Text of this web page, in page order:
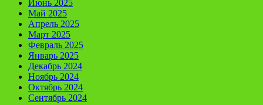
Июнь 2025
Май 2025
Апрель 2025
Март 2025
Февраль 2025
Январь 2025
Декабрь 2024
Ноябрь 2024
Октябрь 2024
Сентябрь 2024